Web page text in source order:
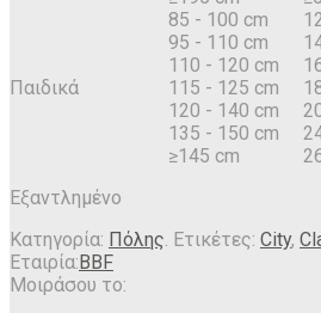
Παιδικά
85 - 100 cm
95 - 110 cm
110 - 120 cm
115 - 125 cm
120 - 140 cm
135 - 150 cm
≥145 cm
Εξαντλημένο
Κατηγορία: Πόλης Ετικέτες: City,
Εταιρία:BBF
Μοιράσου το: